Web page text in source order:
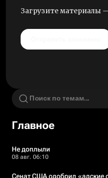
Загрузите материалы
Главное
Не доплыли
08 авг. 06:10
Сенат США одобрил «адские